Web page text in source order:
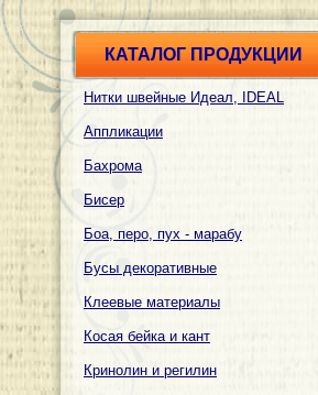
КАТАЛОГ ПРОДУКЦИИ
Нитки швейные Идеал, IDEAL
Аппликации
Бахрома
Бисер
Боа, перо, пух - марабу
Бусы декоративные
Клеевые материалы
Косая бейка и кант
Кринолин и регилин